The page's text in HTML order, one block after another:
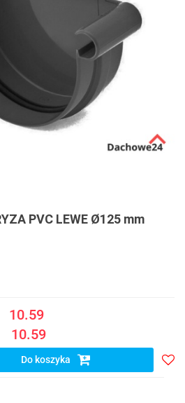
PVC LEWE Ø125 mm
10.59
10.59
Do koszyka